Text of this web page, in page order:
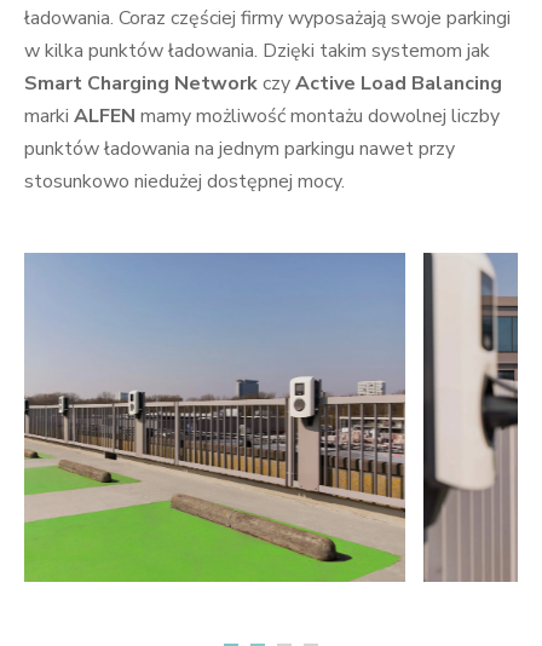
ładowania. Coraz częściej firmy wyposażają swoje parkingi
w kilka punktów ładowania. Dzięki takim systemom jak
Smart Charging NetworkczyActive Load Balancing
marki ALFEN mamy możliwość montażu dowolnej liczby
punktów ładowania na jednym parkingu nawet przy
stosunkowo niedużej dostępnej mocy.